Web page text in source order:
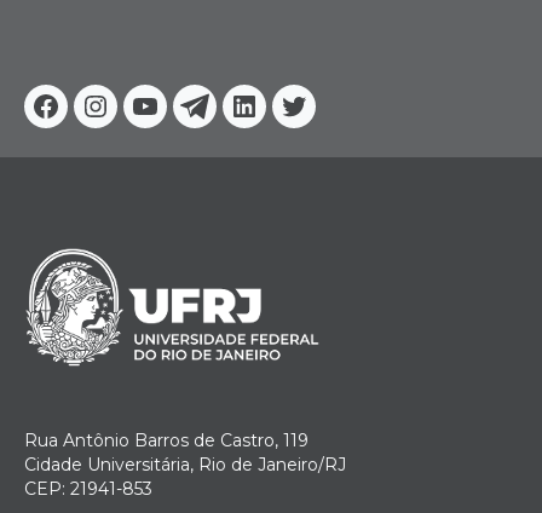
Facebook
Instagram
YoutubeTelegram
Linkedin
Twitter
Rua Antônio Barros de Castro, 119
Cidade Universitária, Rio de Janeiro/RJ
CEP: 21941-853